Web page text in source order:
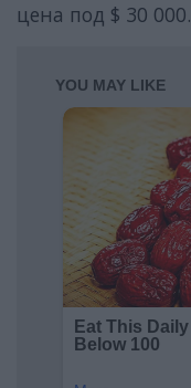
цена под $ 30 000.